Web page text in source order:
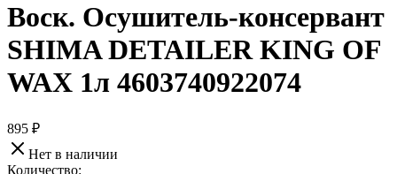
Воск. Осушитель-консервант
SHIMA DETAILER KING OF
WAX 1л 4603740922074
895 ₽
Нет в наличии
Количество: